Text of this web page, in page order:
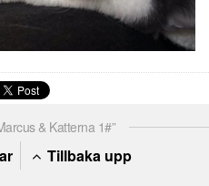
& Katterna 1#”
Tillbaka upp